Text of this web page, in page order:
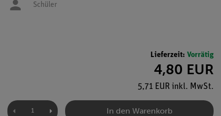
Schüler
Lieferzeit: Vorrätig
4,80 EUR
5,71 EUR inkl. MwSt.
In den Warenkorb